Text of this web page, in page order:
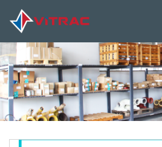
SIÊU THỊ MÁY XÂY DỰNG
THƯƠNG HIỆU
DỊCH VỤ
PHỤ TÙNG